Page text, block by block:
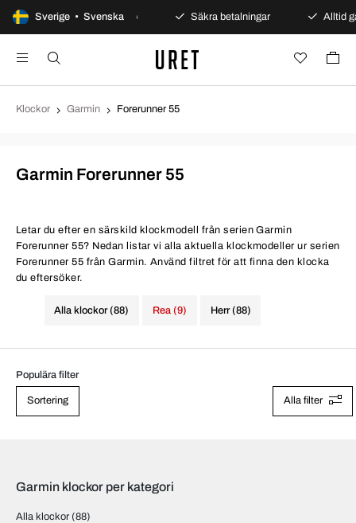
Sverige • Svenska
100 dagars öppet köp Säkra betalningar Alltid
Klockor Garmin Forerunner 55
Garmin Forerunner 55
Letar du efter en särskild klockmodell från serien Garmin
Forerunner 55? Nedan listar vi alla aktuella klockmodeller ur serien
Forerunner 55 från Garmin. Använd filtret för att finna den klocka
du eftersöker.
Alla klockor (88) Herr (88)
Rea (9)
Populära filter
Sortering Alla filter
Garmin klockor per kategori
Alla klockor (88)